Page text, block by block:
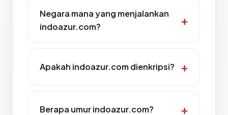
Negara mana yang menjalankan
indoazur.com?
Apakah indoazur.com dienkripsi?
Berapa umur indoazur.com?